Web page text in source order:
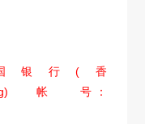
银行( 香
帐 号：